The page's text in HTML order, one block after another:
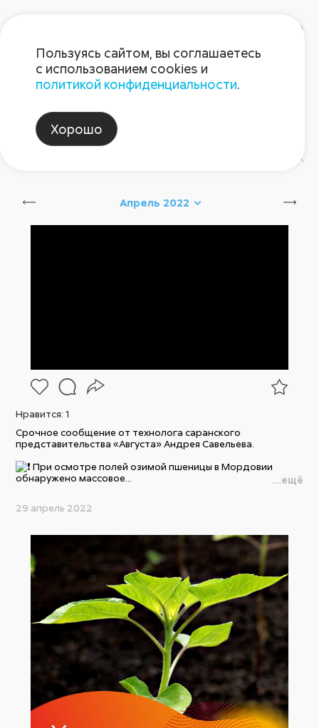
Блог Августа
Апрель 2022
Нравится:1
Срочное сообщение от технолога саранского
представительства «Августа» Андрея Савельева.
При осмотре полей озимой пшеницы в Мордовии
обнаружено массовое...
...ещё
29 апрель 2022
Пользуясь сайтом, вы соглашаетесь
с использованием cookies и
политикой конфиденциальности.
Хорошо